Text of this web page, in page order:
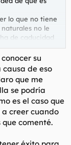
lo que no tiene
no le
de caducidad
su
de eso
que me
se podría
es el caso que
a creer cuando
comenté.